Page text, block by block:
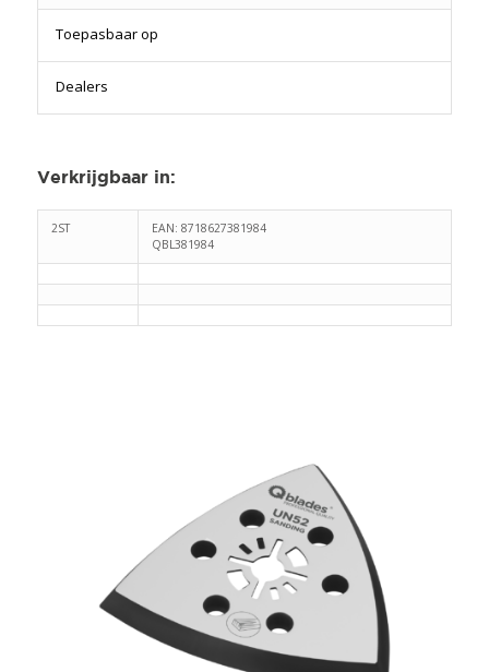
Toepasbaar op
Dealers
Verkrijgbaar in:
2ST
EAN: 8718627381984
QBL381984